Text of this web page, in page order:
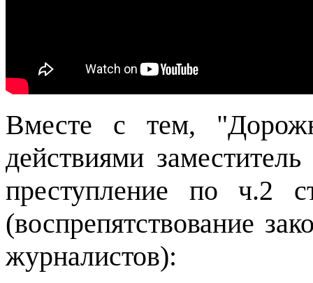
Вместе с тем,
действиями
преступление по ч.2
(воспрепятствование
журналистов):